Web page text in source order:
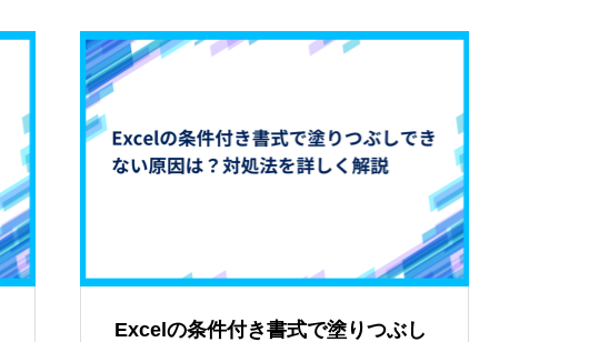
Excelの条件付き書式で塗りつぶし